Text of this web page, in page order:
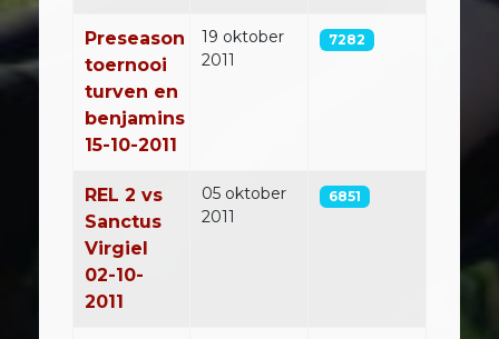
Preseason
toernooi
turven en
benjamins
15-10-2011
19 oktober
2011
7282
REL 2 vs
Sanctus
Virgiel
02-10-
2011
05 oktober
2011
6851